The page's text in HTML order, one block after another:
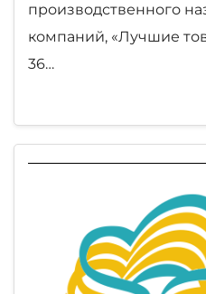
производственного
компаний, «Лучшие
36…